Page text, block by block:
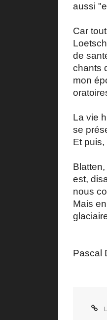
aussi
Car
de
chants
mon
La vie
se
Et
est,
nous
Mais
Pascal